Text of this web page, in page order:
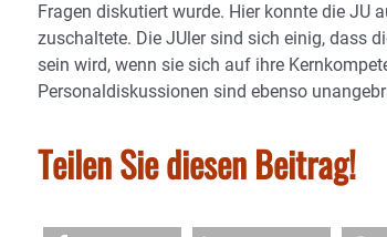
Fragen diskutiert wurde. Hier konnte die JU
zuschaltete. Die JUler sind sich einig, dass
sein wird, wenn sie sich auf ihre
Personaldiskussionen sind ebenso
Teilen Sie diesen Beitrag!